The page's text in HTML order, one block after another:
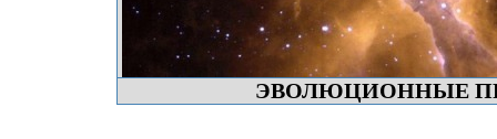
ЭВОЛЮЦИОННЫЕ